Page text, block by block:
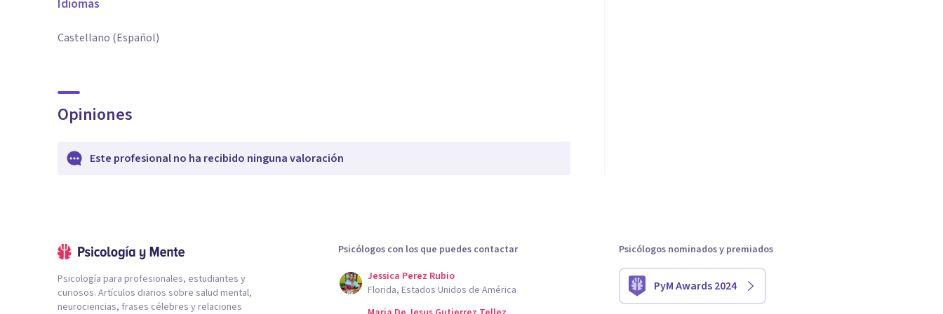
Idiomas
Castellano (Español)
Opiniones
Este profesional no ha recibido ninguna valoración
Psicología para profesionales, estudiantes y
curiosos. Artículos diarios sobre salud mental,
neurociencias, frases célebres y relaciones
Psicólogos con los que puedes contactar
Jessica Perez Rubio
Florida, Estados Unidos de América
Psicólogos nominados y premiados
PyM Awards 2024